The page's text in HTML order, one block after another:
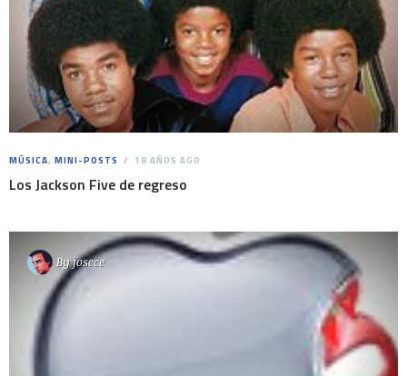
MÚSICA, MINI-POSTS 18 AÑOS AGO
Los Jackson Five de regreso
Byjosece